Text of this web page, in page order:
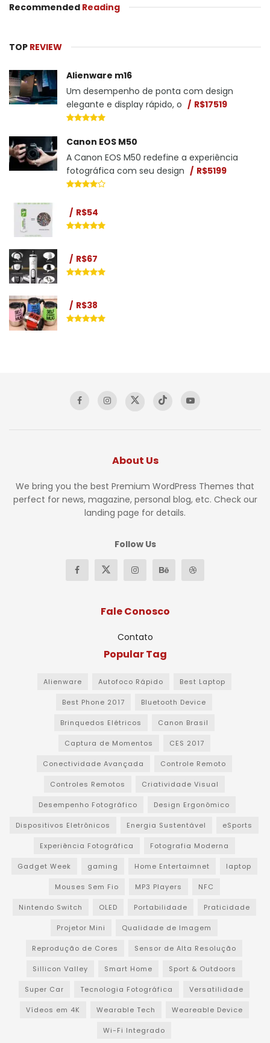
Recommended Reading
TOP REVIEW
Alienware m16
Um desempenho de ponta com design
elegante e display rápido, o
R$17519
Canon EOS M50
A Canon EOS M50 redefine a experiência
fotográfica com seu design
R$5199
R$54
R$67
R$38
About Us
We bring you the best Premium WordPress Themes that
perfect for news, magazine, personal blog, etc. Check our
landing page for details.
Follow Us
Fale Conosco
Contato
Popular Tag
Alienware Autofoco Rápido Best Laptop
Best Phone 2017 Bluetooth Device
Brinquedos Elétricos Canon Brasil
Captura de Momentos CES 2017
Conectividade Avançada Controle Remoto
Controles Remotos Criatividade Visual
Desempenho Fotográfico Design Ergonômico
Dispositivos Eletrônicos Energia Sustentável eSports
Experiência Fotográfica Fotografia Moderna
Gadget Week gaming Home Entertaimnet laptop
Mouses Sem Fio MP3 Players NFC
Nintendo Switch OLED Portabilidade Praticidade
Projetor Mini Qualidade de Imagem
Reprodução de Cores Sensor de Alta Resolução
Sillicon Valley Smart Home Sport & Outdoors
Super Car Tecnologia Fotográfica Versatilidade
Vídeos em 4K Wearable Tech Weareable Device
Wi-Fi Integrado